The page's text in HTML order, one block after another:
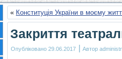
« Конституція України в моєму
Закриття
Опубліковано 29.06.2017 | Автор